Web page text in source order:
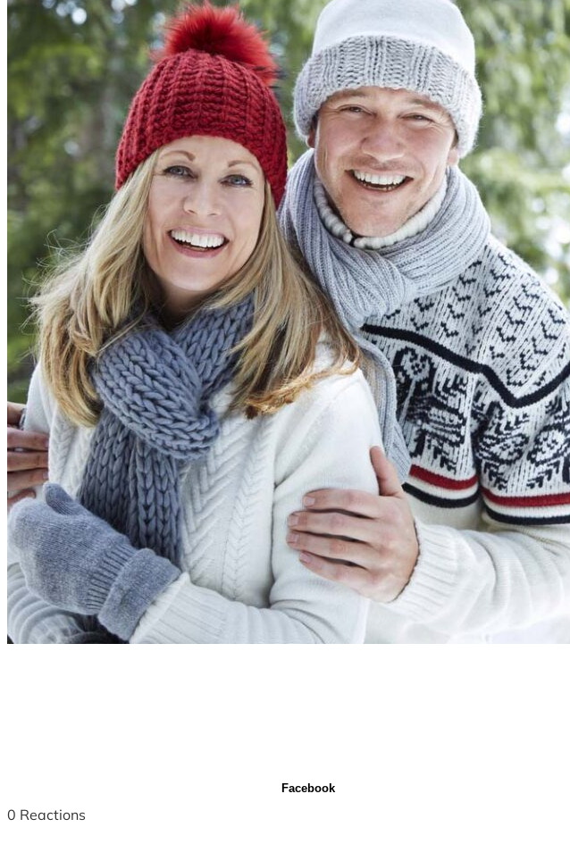
Facebook
0 Reactions